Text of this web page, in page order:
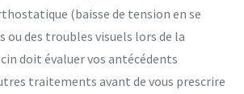
(baisse de tension en se
ou des troubles visuels lors de la
doit évaluer vos antécédents
traitements avant de vous prescrire